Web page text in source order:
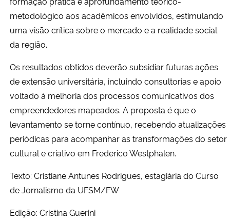
metodológico aos acadêmicos envolvidos, estimulando
uma visão crítica sobre o mercado e a realidade social
da região.
Os resultados obtidos deverão subsidiar futuras ações
de extensão universitária, incluindo consultorias e apoio
voltado à melhoria dos processos comunicativos dos
empreendedores mapeados. A proposta é que o
levantamento se torne contínuo, recebendo atualizações
periódicas para acompanhar as transformações do setor
cultural e criativo em Frederico Westphalen.
Texto: Cristiane Antunes Rodrigues, estagiária do Curso
de Jornalismo da UFSM/FW
Edição: Cristina Guerini